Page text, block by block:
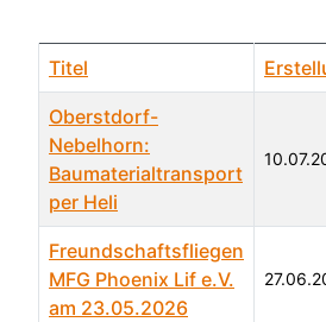
Titel
Oberstdorf-
Nebelhorn:
Baumaterialtransport
per Heli
Freundschaftsfliegen
MFG Phoenix Lif e.V.
am 23.05.2026